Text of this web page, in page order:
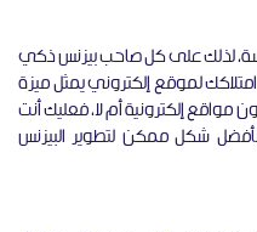
لذلك على كل صاحب بيزنس ذكي
لموقع إلكتروني يمثل ميزة
مواقع إلكترونية أم لا، فعليك أنت
شكل ممكن لتطوير البيزنس